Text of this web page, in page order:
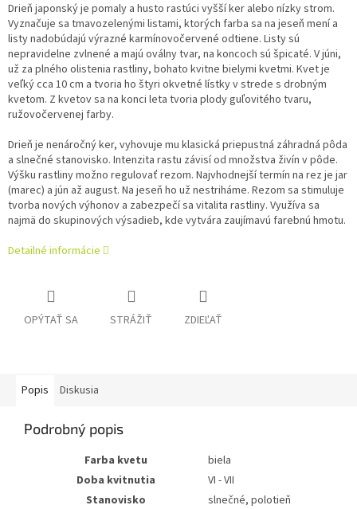
Drieň japonský je pomaly a husto rastúci vyšší ker alebo nízky strom.
Vyznačuje sa tmavozelenými listami, ktorých farba sa na jeseň mení a
listy nadobúdajú výrazné karmínovočervené odtiene. Listy sú
nepravidelne zvlnené a majú oválny tvar, na koncoch sú špicaté. V júni,
už za plného olistenia rastliny, bohato kvitne bielymi kvetmi. Kvet je
veľký cca 10 cm a tvoria ho štyri okvetné lístky v strede s drobným
kvetom. Z kvetov sa na konci leta tvoria plody guľovitého tvaru,
ružovočervenej farby.
Drieň je nenáročný ker, vyhovuje mu klasická priepustná záhradná pôda
a slnečné stanovisko. Intenzita rastu závisí od množstva živín v pôde.
Výšku rastliny možno regulovať rezom. Najvhodnejší termín na rez je jar
(marec) a jún až august. Na jeseň ho už nestriháme. Rezom sa stimuluje
tvorba nových výhonov a zabezpečí sa vitalita rastliny. Využíva sa
najmä do skupinových výsadieb, kde vytvára zaujímavú farebnú hmotu.
Detailné informácie
OPÝTAŤ SA STRÁŽIŤ ZDIEĽAŤ
Popis Diskusia
Podrobný popis
Farba kvetu
biela
Doba kvitnutia
VI - VII
Stanovisko
slnečné, polotieň